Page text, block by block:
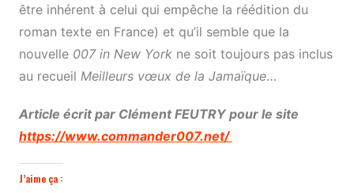
être inhérent à celui qui empêche la réédition du
roman texte en France) et qu’il semble que la
nouvelle 007 in New Yorkne soit toujours pas inclus
au recueil Meilleurs vœux de la Jamaïque…
Article écrit par Clément FEUTRY pour le site
https://www.commander007.net/
J’aime ça :